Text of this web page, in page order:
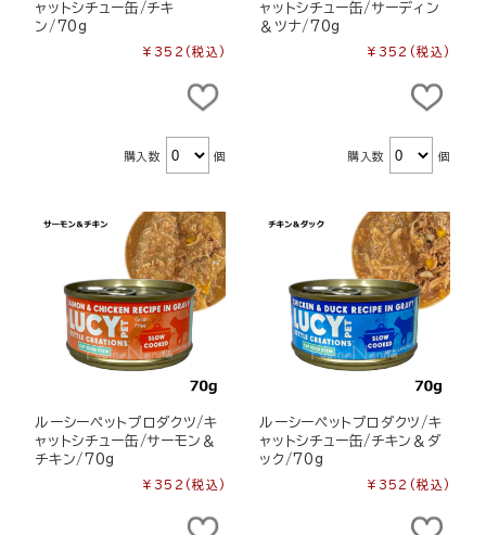
ャットシチュー缶/チキ
ン/70g
¥352 (税込)
購入数 個
ャットシチュー缶/サーディン
＆ツナ/70g
¥352 (税込)
購入数 個
ルーシーペットプロダクツ/キ
ャットシチュー缶/サーモン＆
チキン/70g
¥352 (税込)
ルーシーペットプロダクツ/キ
ャットシチュー缶/チキン＆ダ
ック/70g
¥352 (税込)